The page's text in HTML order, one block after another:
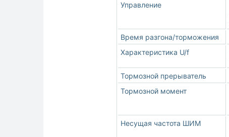
Управление
Время разгона/торможения
Характеристика U/f
Тормозной прерыватель
Тормозной момент
Несущая частота ШИМ